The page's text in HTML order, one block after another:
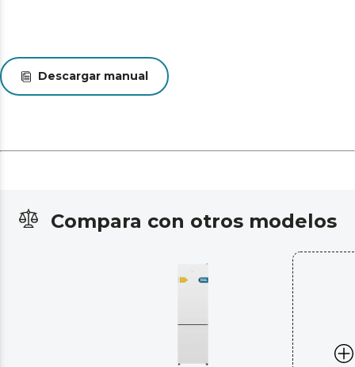
Descargar manual
Compara con otros modelos